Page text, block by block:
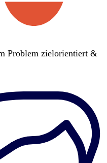
Problem zielorientiert &